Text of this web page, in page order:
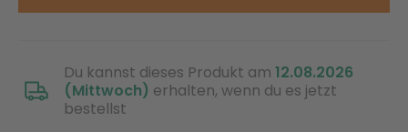
Du kannst dieses Produkt am 12.08.2026
(Mittwoch) erhalten, wenn du es jetzt
bestellst